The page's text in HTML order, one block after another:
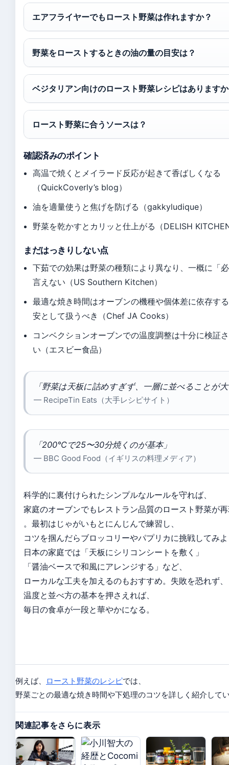
エアフライヤーでもロースト野菜は作れますか？
野菜をローストするときの油の量の目安は？
ベジタリアン向けのロースト野菜レシピはあります
ロースト野菜に合うソースは？
確認済みのポイント
高温で焼くとメイラード反応が起きて香ばしくなる
（QuickCoverly’s blog）
油を適量使うと焦げを防げる（gakkyludique）
野菜を乾かすとカリッと仕上がる（DELISH
まだはっきりしない点
下茹での効果は野菜の種類により異なり、一概に「
言えない（US Southern Kitchen）
最適な焼き時間はオーブンの機種や個体差に依存す
安として扱うべき（Chef JA Cooks）
コンベクションオーブンでの温度調整は十分に検証
い（エスビー食品）
「野菜は天板に詰めすぎず、一層に並べることが
— RecipeTin Eats（大手レシピサイト）
「200°Cで25〜30分焼くのが基本」
— BBC Good Food（イギリスの料理メディア）
科学的に裏付けられたシンプルなルールを守れば、
家庭のオーブンでもレストラン品質のロースト野菜が
。最初はじゃがいもとにんじんで練習し、
コツを掴んだらブロッコリーやパプリカに挑戦してみ
日本の家庭では「天板にシリコンシートを敷く」
「醤油ベースで和風にアレンジする」など、
ローカルな工夫を加えるのもおすすめ。失敗を恐れず、
温度と並べ方の基本を押さえれば、
毎日の食卓が一段と華やかになる。
例えば、 ロースト野菜のレシピでは、
野菜ごとの最適な焼き時間や下処理のコツを詳しく紹介して
関連記事をさらに表示